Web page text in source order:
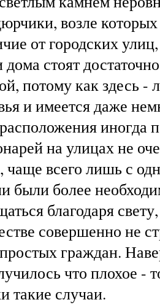
возле
от городских
стоят
потому как здесь -
и имеется даже
иногда
на улицах не
чаще всего лишь с
были более
благодаря
совершенно не
граждан.
что плохое -
такие случаи.